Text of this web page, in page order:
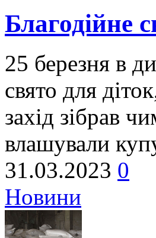
Благодійне
25 березня в
свято для
захід зібрав
влашували
31.03.2023 0
Новини